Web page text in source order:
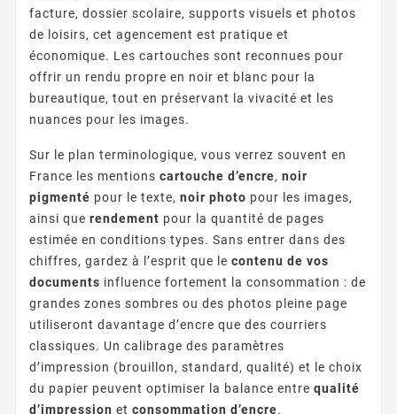
facture, dossier scolaire, supports visuels et photos
de loisirs, cet agencement est pratique et
économique. Les cartouches sont reconnues pour
offrir un rendu propre en noir et blanc pour la
bureautique, tout en préservant la vivacité et les
nuances pour les images.
Sur le plan terminologique, vous verrez souvent en
France les mentions cartouche d’encre, noir
pigmenté pour le texte, noir photo pour les images,
ainsi que rendement pour la quantité de pages
estimée en conditions types. Sans entrer dans des
chiffres, gardez à l’esprit que le contenu de vos
documents influence fortement la consommation : de
grandes zones sombres ou des photos pleine page
utiliseront davantage d’encre que des courriers
classiques. Un calibrage des paramètres
d’impression (brouillon, standard, qualité) et le choix
du papier peuvent optimiser la balance entre qualité
d’impression et consommation d’encre.